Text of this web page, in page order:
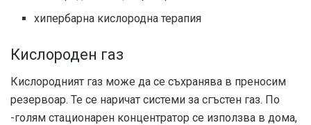
хипербарна кислородна терапия
Кислороден газ
Кислородният газ може да се съхранява в преносим
резервоар. Те се наричат ​​системи за сгъстен газ. По
-голям стационарен концентратор се използва в дома,